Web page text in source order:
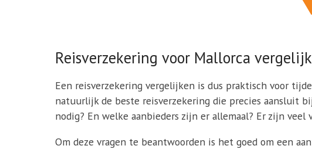
Reisverzekering voor Mallorca
Een reisverzekering vergelijken is dus praktisch voor
natuurlijk de beste reisverzekering die precies aansluit
nodig? En welke aanbieders zijn er allemaal? Er zijn
Om deze vragen te beantwoorden is het goed om een